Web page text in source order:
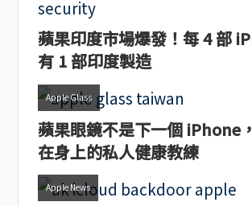
蘋果印度市場爆發！每 4 部
有 1 部印度製造
Apple Glass
蘋果眼鏡不是下一個 iPhone
在身上的私人健康教練
Apple News